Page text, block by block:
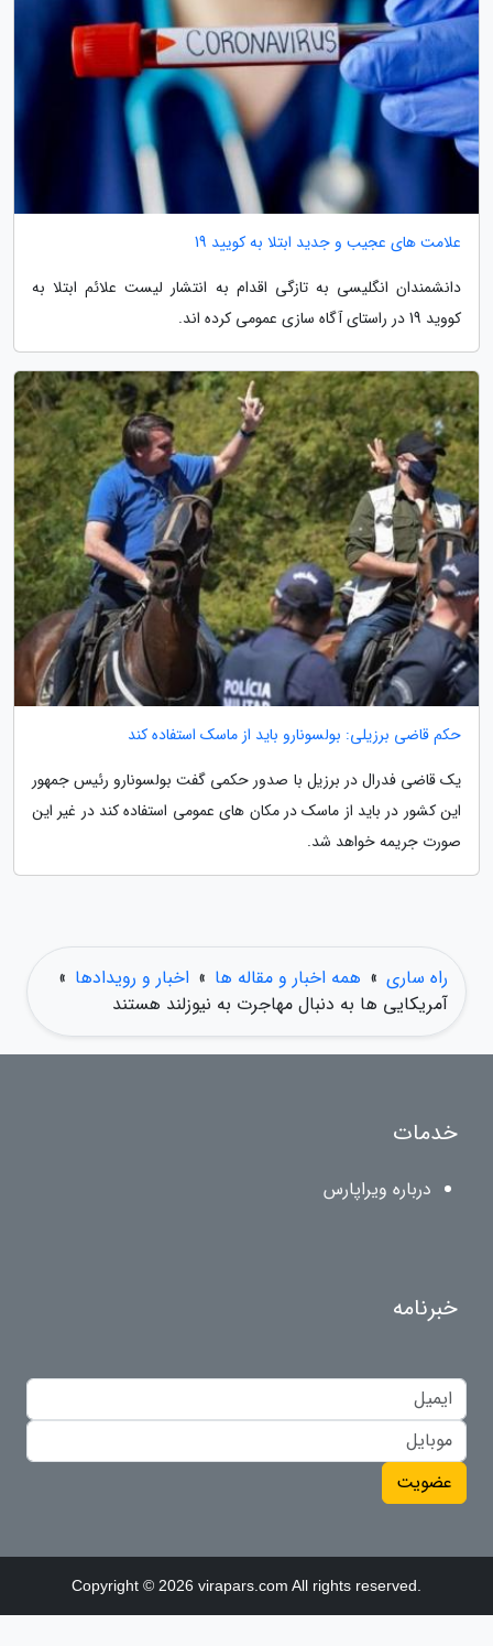
علامت های عجیب و جدید ابتلا به کویید 19
دانشمندان انگلیسی به تازگی اقدام به انتشار لیست علائم ابتلا به
کووید 19 در راستای آگاه سازی عمومی کرده اند.
حکم قاضی برزیلی: بولسونارو باید از ماسک استفاده کند
یک قاضی فدرال در برزیل با صدور حکمی گفت بولسونارو رئیس جمهور
این کشور در باید از ماسک در مکان های عمومی استفاده کند در غیر این
صورت جریمه خواهد شد.
راه ساری » همه اخبار و مقاله ها » اخبار و رویدادها »
آمریکایی ها به دنبال مهاجرت به نیوزلند هستند
خدمات
درباره ویراپارس
خبرنامه
عضویت
Copyright © 2026 virapars.com All rights reserved.